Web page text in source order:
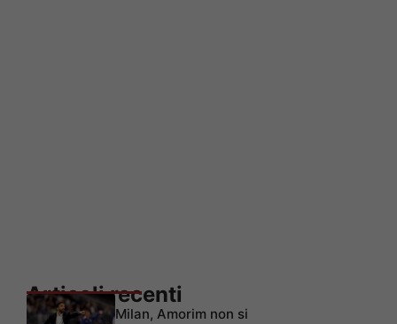
Articoli recenti
Milan, Amorim non si